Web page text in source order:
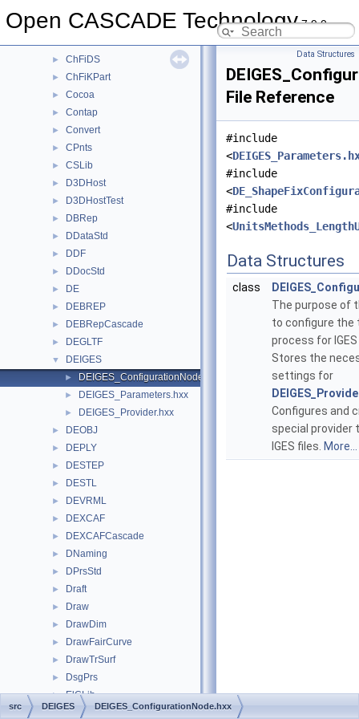
Open CASCADE Technology7.9.0
ChFi2d
► ChFiDS
► ChFiKPart
► Cocoa
► Contap
► Convert
► CPnts
► CSLib
► D3DHost
► D3DHostTest
► DBRep
► DDataStd
► DDF
► DDocStd
► DE
► DEBREP
► DEBRepCascade
► DEGLTF
▼ DEIGES
► DEIGES_ConfigurationNode.hxx
► DEIGES_Parameters.hxx
► DEIGES_Provider.hxx
► DEOBJ
► DEPLY
► DESTEP
► DESTL
► DEVRML
► DEXCAF
► DEXCAFCascade
► DNaming
► DPrsStd
► Draft
► Draw
► DrawDim
► DrawFairCurve
► DrawTrSurf
► DsgPrs
► ElCLib
► ElSLib
Data Structures
File Reference
#include
<
#include
<
#include
<
Data Structures
class
The purpose of
to configure the
process for
Stores the
settings for
Configures and
special provider
IGES files. More...
src DEIGES DEIGES_ConfigurationNode.hxx